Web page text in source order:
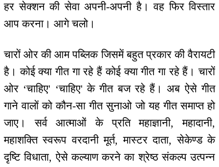
हर सेक्शन की सेवा अपनी-अपनी है। वह फिर विस्तार
आप करना। आगे चलो।
चारों ओर की आम पब्लिक जिसमें बहुत प्रकार की वैरायटी
है। कोई क्या गीत गा रहे हैं कोई क्या गीत गा रहे हैं। चारों
ओर ‘चाहिए' ‘चाहिए' के गीत बज रहे हैं। अब ऐसे गीत
गाने वालों को कौन-सा गीत सुनाओ जो यह गीत समाप्त हो
जाए। सर्व आत्माओं के प्रति महाज्ञानी, महादानी,
महाशक्ति स्वरूप वरदानी मूर्त, मास्टर दाता, सेकेण्ड के
दृष्टि विधाता, ऐसे कल्याण करने का श्रेष्ठ संकल्प उत्पन्न